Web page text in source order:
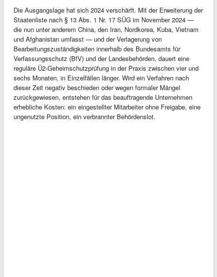
Die Ausgangslage hat sich 2024 verschärft. Mit der Erweiterung der
Staatenliste nach § 13 Abs. 1 Nr. 17 SÜG im November 2024 —
die nun unter anderem China, den Iran, Nordkorea, Kuba, Vietnam
und Afghanistan umfasst — und der Verlagerung von
Bearbeitungszuständigkeiten innerhalb des Bundesamts für
Verfassungsschutz (BfV) und der Landesbehörden, dauert eine
reguläre Ü2-Geheimschutzprüfung in der Praxis zwischen vier und
sechs Monaten, in Einzelfällen länger. Wird ein Verfahren nach
dieser Zeit negativ beschieden oder wegen formaler Mängel
zurückgewiesen, entstehen für das beauftragende Unternehmen
erhebliche Kosten: ein eingestellter Mitarbeiter ohne Freigabe, eine
ungenutzte Position, ein verbrannter Behördenslot.